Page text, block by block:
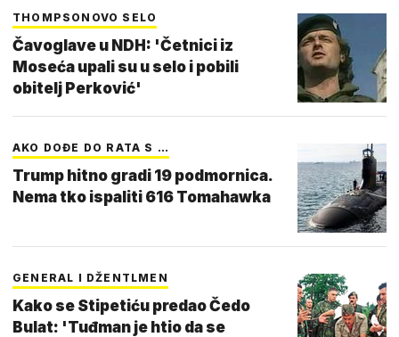
THOMPSONOVO SELO
Čavoglave u NDH: 'Četnici iz
Moseća upali su u selo i pobili
obitelj Perković'
AKO DOĐE DO RATA S …
Trump hitno gradi 19 podmornica.
Nema tko ispaliti 616 Tomahawka
GENERAL I DŽENTLMEN
Kako se Stipetiću predao Čedo
Bulat: 'Tuđman je htio da se